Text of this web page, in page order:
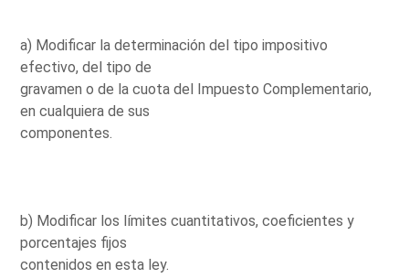
a) Modificar la determinación del tipo impositivo
efectivo, del tipo de
gravamen o de la cuota del Impuesto Complementario,
en cualquiera de sus
componentes.
b) Modificar los límites cuantitativos, coeficientes y
porcentajes fijos
contenidos en esta ley.